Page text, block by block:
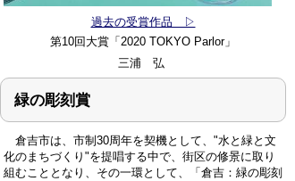
過去の受賞作品 ▷
第10回大賞 「2020 TOKYO Parlor」
三浦 弘
緑の彫刻賞
倉吉市は、市制30周年を契機として、"水と緑と文
化のまちづくり"を提唱する中で、街区の修景に取り
組むこととなり、その一環として、「倉吉：緑の彫刻